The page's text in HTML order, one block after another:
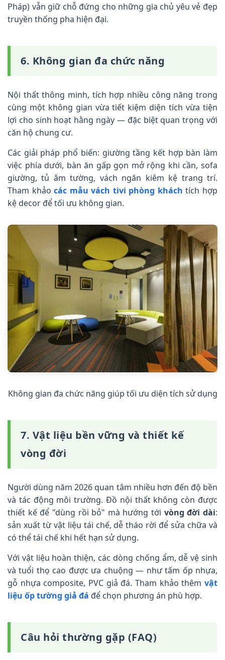
Pháp) vẫn giữ chỗ đứng cho những gia chủ yêu vẻ đẹp
truyền thống pha hiện đại.
6. Không gian đa chức năng
Nội thất thông minh, tích hợp nhiều công năng trong
cùng một không gian vừa tiết kiệm diện tích vừa tiện
lợi cho sinh hoạt hằng ngày — đặc biệt quan trọng với
căn hộ chung cư.
Các giải pháp phổ biến: giường tầng kết hợp bàn làm
việc phía dưới, bàn ăn gấp gọn mở rộng khi cần, sofa
giường, tủ âm tường, vách ngăn kiêm kệ trang trí.
Tham khảocác mẫu vách tivi phòng khách tích hợp
kệ decor để tối ưu không gian.
Không gian đa chức năng giúp tối ưu diện tích sử dụng
7. Vật liệu bền vững và thiết kế
vòng đời
Người dùng năm 2026 quan tâm nhiều hơn đến độ bền
và tác động môi trường. Đồ nội thất không còn được
thiết kế để "dùng rồi bỏ" mà hướng tới vòng đời dài:
sản xuất từ vật liệu tái chế, dễ tháo rời để sửa chữa và
có thể tái chế khi hết hạn sử dụng.
Với vật liệu hoàn thiện, các dòng chống ẩm, dễ vệ sinh
và tuổi thọ cao được ưa chuộng — như tấm ốp nhựa,
gỗ nhựa composite, PVC giả đá. Tham khảo thêm vật
liệu ốp tường giả đá để chọn phương án phù hợp.
Câu hỏi thường gặp (FAQ)